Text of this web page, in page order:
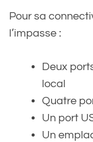
Pour sa
l’impasse :
Deux
local
Quatre
Un port
Un